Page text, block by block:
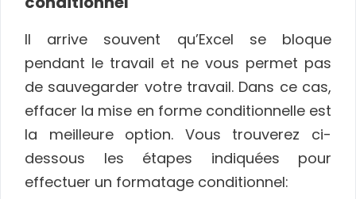
Il arrive souvent qu’Excel se bloque
pendant le travail et ne vous permet pas
de sauvegarder votre travail. Dans ce cas,
effacer la mise en forme conditionnelle est
la meilleure option. Vous trouverez ci-
dessous les étapes indiquées pour
effectuer un formatage conditionnel: